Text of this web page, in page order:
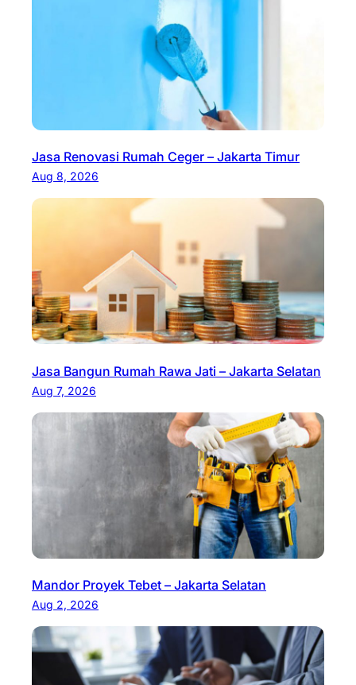
Jasa Renovasi Rumah Ceger – Jakarta Timur
Aug 8, 2026
Jasa Bangun Rumah Rawa Jati – Jakarta Selatan
Aug 7, 2026
Mandor Proyek Tebet – Jakarta Selatan
Aug 2, 2026